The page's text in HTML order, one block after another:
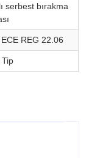
serbest bırakma
REG 22.06
Tip